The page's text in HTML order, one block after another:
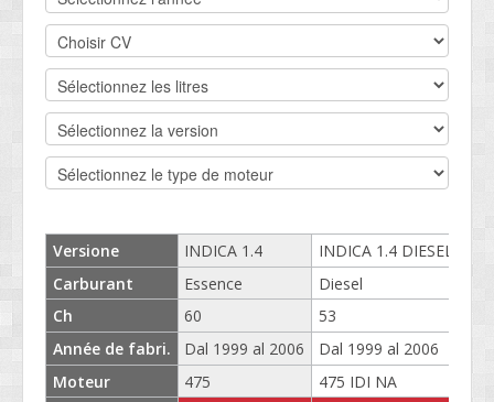
CONDITIONS
Versione
Carburant
Ch
Année de fabri.
Moteur
INDICA 1.4
Essence
60
Dal 1999 al 2006
475
INDICA 1.4 DIESEL
Diesel
53
Dal 1999 al 2006
475 IDI NA